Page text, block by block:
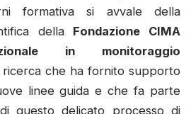
formativa si avvale della
della Fondazione CIMA
in monitoraggio
che ha fornito supporto
linee guida e che fa parte
questo delicato processo di